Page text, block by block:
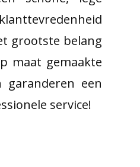
grootste belang
maat gemaakte
garanderen een
service!